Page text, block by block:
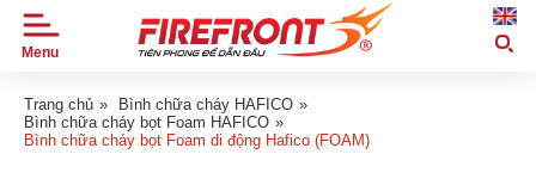
Menu
CHỦ
Trang chủ » Bình chữa cháy HAFICO »
Bình chữa cháy bọt Foam HAFICO »
Bình chữa cháy bọt Foam di động Hafico (FOAM)